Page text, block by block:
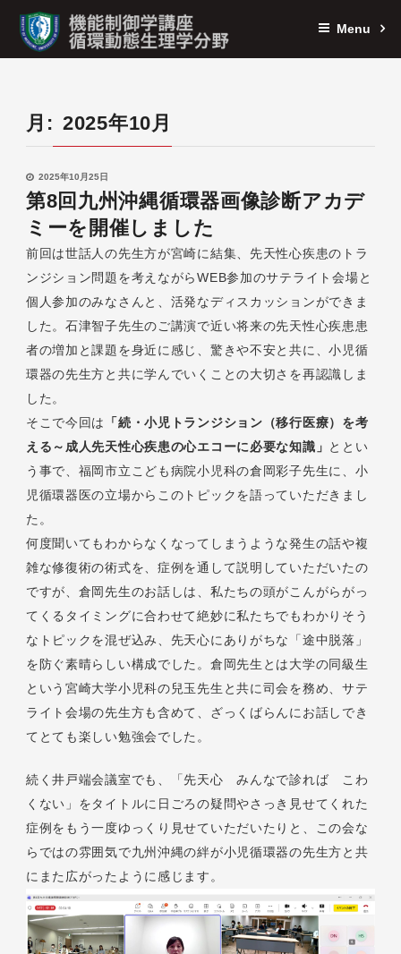
Menu
月: 2025年10月
2025年10月25日
第8回九州沖縄循環器画像診断アカデ
ミーを開催しました
前回は世話人の先生方が宮崎に結集、先天性心疾患のトラ
ンジション問題を考えながらWEB参加のサテライト会場と
個人参加のみなさんと、活発なディスカッションができま
した。石津智子先生のご講演で近い将来の先天性心疾患患
者の増加と課題を身近に感じ、驚きや不安と共に、小児循
環器の先生方と共に学んでいくことの大切さを再認識しま
した。
そこで今回は
「続・小児トランジション（移行医療）を考
える～成人先天性心疾患の心エコーに必要な知識」 ととい
う事で、福岡市立こども病院小児科の倉岡彩子先生に、小
児循環器医の立場からこのトピックを語っていただきまし
た。
何度聞いてもわからなくなってしまうような発生の話や複
雑な修復術の術式を、症例を通して説明していただいたの
ですが、倉岡先生のお話しは、私たちの頭がこんがらがっ
てくるタイミングに合わせて絶妙に私たちでもわかりそう
なトピックを混ぜ込み、先天心にありがちな「途中脱落」
を防ぐ素晴らしい構成でした。倉岡先生とは大学の同級生
という宮崎大学小児科の兒玉先生と共に司会を務め、サテ
ライト会場の先生方も含めて、ざっくばらんにお話しでき
てとても楽しい勉強会でした。
続く井戸端会議室でも、「先天心 みんなで診れば こわ
くない」をタイトルに日ごろの疑問やさっき見せてくれた
症例をもう一度ゆっくり見せていただいたりと、この会な
らではの雰囲気で九州沖縄の絆が小児循環器の先生方と共
にまた広がったように感じます。